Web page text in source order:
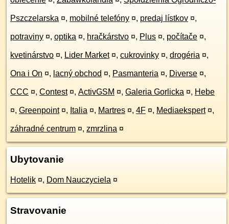
Pszczelarska ¤, mobilné telefóny ¤, predaj lístkov ¤,
potraviny ¤, optika ¤, hračkárstvo ¤, Plus ¤, počítače ¤,
kvetinárstvo ¤, Lider Market ¤, cukrovinky ¤, drogéria ¤,
Ona i On ¤, lacný obchod ¤, Pasmanteria ¤, Diverse ¤,
CCC ¤, Contest ¤, ActivGSM ¤, Galeria Gorlicka ¤, Hebe
¤, Greenpoint ¤, Italia ¤, Martres ¤, 4F ¤, Mediaekspert ¤,
záhradné centrum ¤, zmrzlina ¤
Ubytovanie
Hotelik ¤, Dom Nauczyciela ¤
Stravovanie